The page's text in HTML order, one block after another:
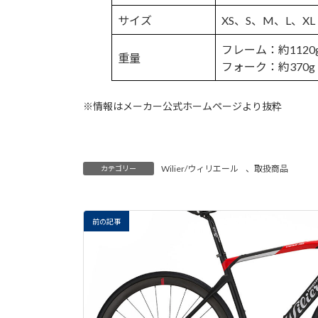
サイズ XS、S、M、L、XL
重量
フレーム：約
フォーク：約370g
※情報はメーカー公式ホームページより抜粋
カテゴリー Wilier/ウィリエール 、 取扱商品
前の記事